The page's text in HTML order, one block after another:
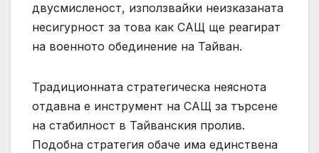
двусмисленост, използвайки неизказаната
несигурност за това как САЩ ще реагират
на военното обединение на Тайван.
Традиционната стратегическа неяснота
отдавна е инструмент на САЩ за търсене
на стабилност в Тайванския пролив.
Подобна стратегия обаче има единствена